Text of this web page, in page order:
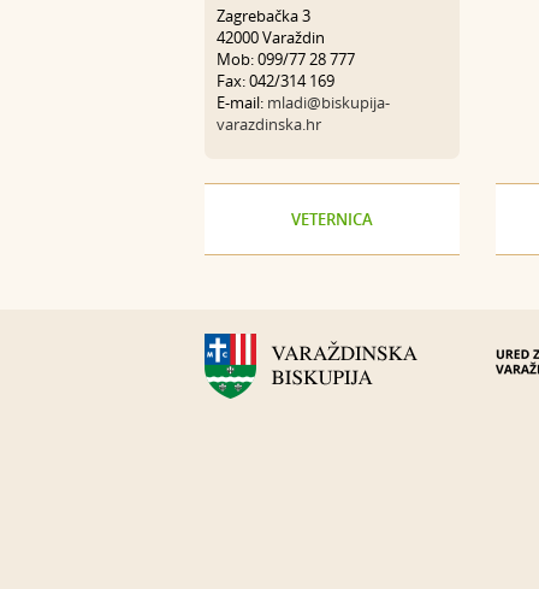
Zagrebačka 3
42000 Varaždin
Mob: 099/77 28 777
Fax: 042/314 169
E-mail: mladi@biskupija-
varazdinska.hr
VETERNICA